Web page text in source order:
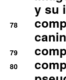
y su
78
79
80